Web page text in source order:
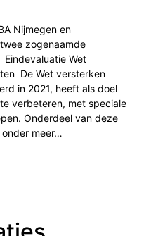
Nijmegen en
zogenaamde
Wet
De Wet versterken
in 2021, heeft als doel
verbeteren, met speciale
Onderdeel van deze
meer…